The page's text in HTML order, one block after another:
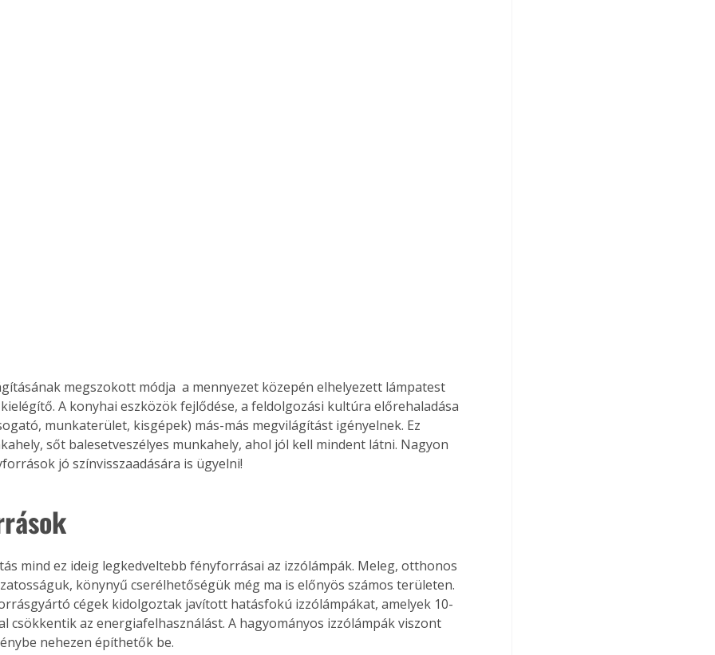
vagy
is
az
A
megszokott módja  a mennyezet közepén elhelyezett lámpatest 
A konyhai eszközök fejlődése, a feldolgozási kultúra előrehaladása
munkaterület, kisgépek) más-más megvilágítást igényelnek. Ez
sőt balesetveszélyes munkahely, ahol jól kell mindent látni. Nagyon
jó színvisszaadására is ügyelni!
könynyű cserélhetőségük még ma is előnyös számos területen.
cégek kidolgoztak javított hatásfokú izzólámpákat, amelyek 10-
csökkentik az energiafelhasználást. A hagyományos izzólámpák viszont
nehezen építhetők be.